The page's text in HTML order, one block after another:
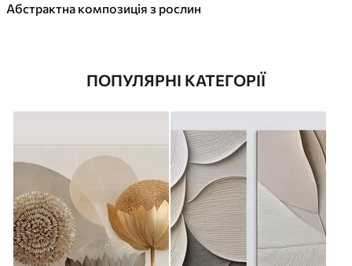
Абстрактна композиція з рослин
ПОПУЛЯРНІ КАТЕГОРІЇ